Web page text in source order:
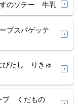
のソテー 牛乳
プスパゲッテ
たし りきゅ
プ くだもの